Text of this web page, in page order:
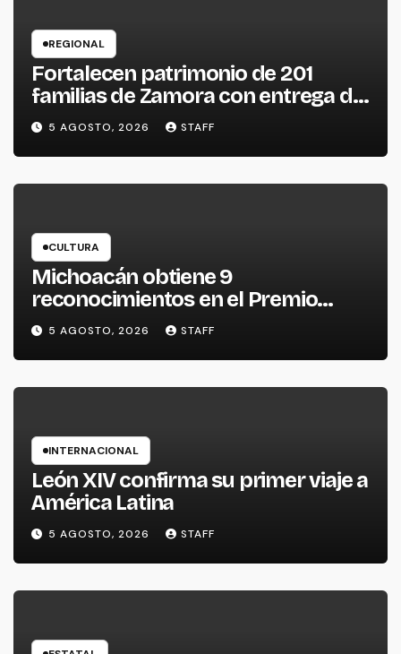
REGIONAL
Fortalecen patrimonio de 201
familias de Zamora con entrega de
escrituras
5 AGOSTO, 2026 STAFF
CULTURA
Michoacán obtiene 9
reconocimientos en el Premio
Nacional de la Cerámica
5 AGOSTO, 2026 STAFF
INTERNACIONAL
León XIV confirma su primer viaje a
América Latina
5 AGOSTO, 2026 STAFF